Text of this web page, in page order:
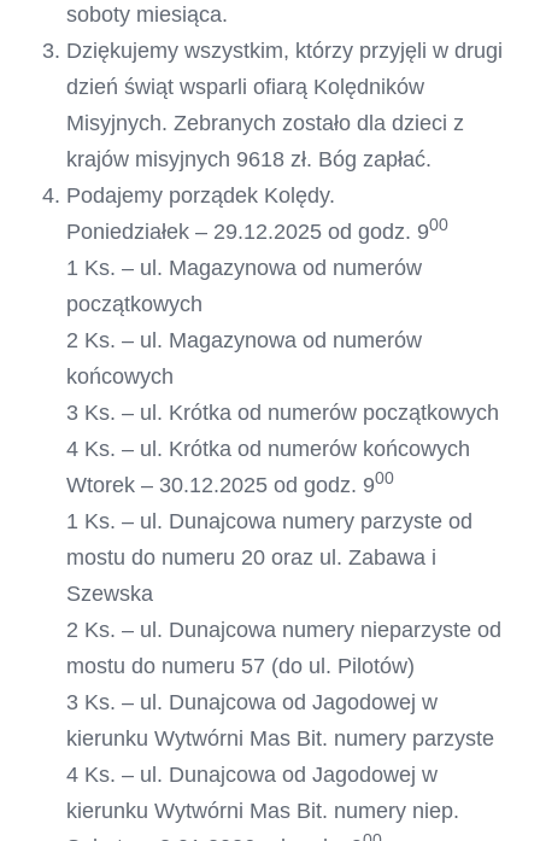
soboty miesiąca.
Dziękujemy wszystkim, którzy przyjęli w drugi
dzień świąt wsparli ofiarą Kolędników
Misyjnych. Zebranych zostało dla dzieci z
krajów misyjnych 9618 zł. Bóg zapłać.
Podajemy porządek Kolędy.
Poniedziałek – 29.12.2025 od godz. 900
1 Ks. – ul. Magazynowa od numerów
początkowych
2 Ks. – ul. Magazynowa od numerów
końcowych
3 Ks. – ul. Krótka od numerów początkowych
4 Ks. – ul. Krótka od numerów końcowych
Wtorek – 30.12.2025 od godz. 900
1 Ks. – ul. Dunajcowa numery parzyste od
mostu do numeru 20 oraz ul. Zabawa i
Szewska
2 Ks. – ul. Dunajcowa numery nieparzyste od
mostu do numeru 57 (do ul. Pilotów)
3 Ks. – ul. Dunajcowa od Jagodowej w
kierunku Wytwórni Mas Bit. numery parzyste
4 Ks. – ul. Dunajcowa od Jagodowej w
kierunku Wytwórni Mas Bit. numery niep.